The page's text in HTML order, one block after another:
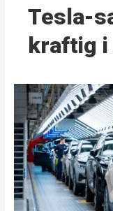
Tesla-
kraftig i